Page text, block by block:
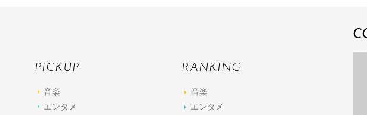
PICKUP
音楽
エンタメ
RANKING
音楽
エンタメ